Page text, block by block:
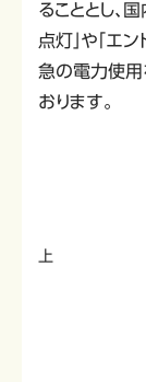
ることとし、
点灯」や「エ
急の電力使用
おります。
上